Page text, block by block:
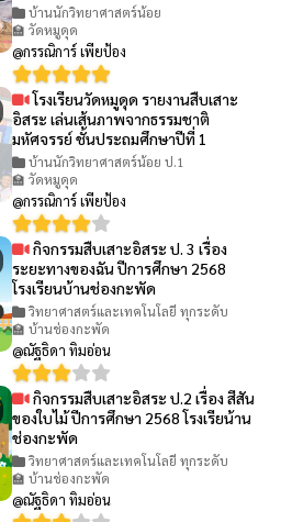
บ้านนักวิทยาศาสตร์น้อย
🏫 วัดหมูดุด
@กรรณิการ์ เพียป้อง
โรงเรียนวัดหมูดุด รายงานสืบเสาะ
อิสระ เล่นเส้นภาพจากธรรมชาติ
มหัศจรรย์ ชั้นประถมศึกษาปีที่ 1
บ้านนักวิทยาศาสตร์น้อย ป.1
🏫 วัดหมูดุด
@กรรณิการ์ เพียป้อง
กิจกรรมสืบเสาะอิสระ ป. 3 เรื่อง
ระยะทางของฉัน ปีการศึกษา 2568
โรงเรียนบ้านช่องกะพัด
วิทยาศาสตร์และเทคโนโลยี ทุกระดับ
🏫 บ้านช่องกะพัด
@ณัฐธิดา ทิมอ่อน
กิจกรรมสืบเสาะอิสระ ป.2 เรื่อง สีสัน
ของใบไม้ ปีการศึกษา 2568 โรงเรียน้าน
ช่องกะพัด
วิทยาศาสตร์และเทคโนโลยี ทุกระดับ
🏫 บ้านช่องกะพัด
@ณัฐธิดา ทิมอ่อน